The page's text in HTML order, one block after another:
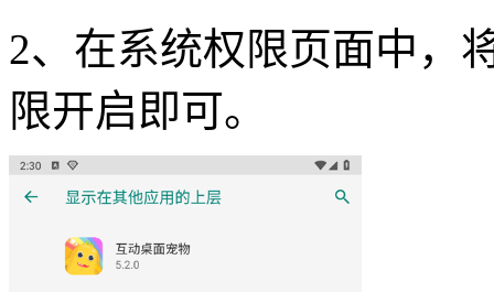
2、在系统权限页面中，
限开启即可。